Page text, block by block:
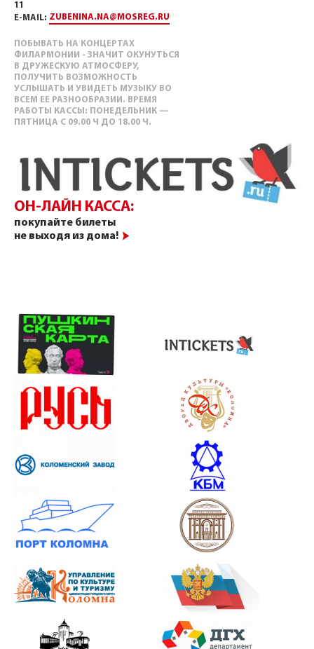
11
E-MAIL: ZUBENINA.NA@MOSREG.RU
ПОБЫВАТЬ НА КОНЦЕРТАХ
ФИЛАРМОНИИ - ЗНАЧИТ ОКУНУТЬСЯ
В ДРУЖЕСКУЮ АТМОСФЕРУ,
ПОЛУЧИТЬ ВОЗМОЖНОСТЬ
УСЛЫШАТЬ И УВИДЕТЬ МУЗЫКУ ВО
ВСЕМ ЕЕ РАЗНООБРАЗИИ. ВРЕМЯ
РАБОТЫ КАССЫ: ПОНЕДЕЛЬНИК —
ПЯТНИЦА С 09.00 Ч ДО 18.00 Ч.
ОН-ЛАЙН КАССА:
покупайте билеты
не выходя из дома!